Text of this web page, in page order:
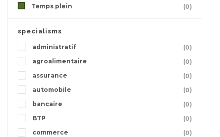
Temps plein
(0)
specialisms
administratif
(0)
agroalimentaire
(0)
assurance
(0)
automobile
(0)
bancaire
(0)
BTP
(0)
commerce
(0)